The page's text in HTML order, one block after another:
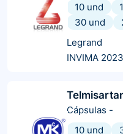
10 und
30 und
Legrand
INVIMA
Cápsulas -
10 und